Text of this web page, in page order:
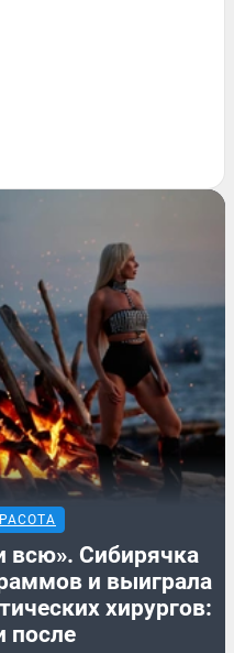
всю». Сибирячка
и выиграла
хирургов:
после